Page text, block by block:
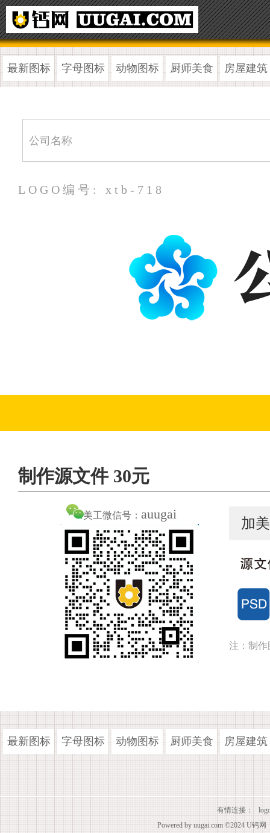
最新图标 字母图标 动物图标 厨师美食 房屋建筑
LOGO编号: xtb-718
制作源文件 30元
美工微信号： auugai
加
注：制作
最新图标 字母图标 动物图标 厨师美食 房屋建筑
有情连接：
Powered by uugai.com ©2024 U钙网